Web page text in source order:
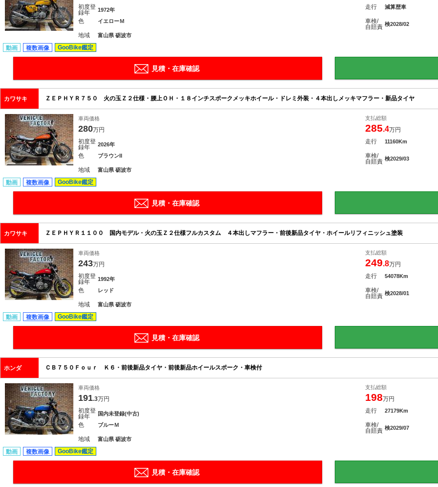
初度登
録年
1972年 走行 減算歴車
色 イエローＭ
車検/
自賠責 検2028/02
地域 富山県 砺波市
動画 複数画像 GooBike鑑定
見積・在庫確認
カワサキ ＺＥＰＨＹＲ７５０ 火の玉Ｚ２仕様・腰上ＯＨ・１８インチスポークメッキホイール・ドレミ外装・４本出しメッキマフラー・新品タイヤ
車両価格
280万円
支払総額
285.4万円
初度登
録年
2026年 走行 11160Km
色 ブラウンII
車検/
自賠責 検2029/03
地域 富山県 砺波市
動画 複数画像 GooBike鑑定
見積・在庫確認
カワサキ ＺＥＰＨＹＲ１１００ 国内モデル・火の玉Ｚ２仕様フルカスタム ４本出しマフラー・前後新品タイヤ・ホイールリフィニッシュ塗装
車両価格
243万円
支払総額
249.8万円
初度登
録年
1992年 走行 54078Km
色 レッド
車検/
自賠責 検2028/01
地域 富山県 砺波市
動画 複数画像 GooBike鑑定
見積・在庫確認
ホンダ ＣＢ７５０Ｆｏｕｒ Ｋ６・前後新品タイヤ・前後新品ホイールスポーク・車検付
車両価格
191.3万円
支払総額
198万円
初度登
録年
国内未登録(中古) 走行 27179Km
色 ブルーＭ
車検/
自賠責 検2029/07
地域 富山県 砺波市
動画 複数画像 GooBike鑑定
見積・在庫確認